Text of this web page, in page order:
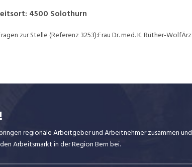
: 4500 Solothurn
zur Stelle (Referenz 3253):Frau Dr. med. K. Rüther-
regionale Arbeitgeber und Arbeitnehmer zusammen
Arbeitsmarkt in der Region Bern bei.